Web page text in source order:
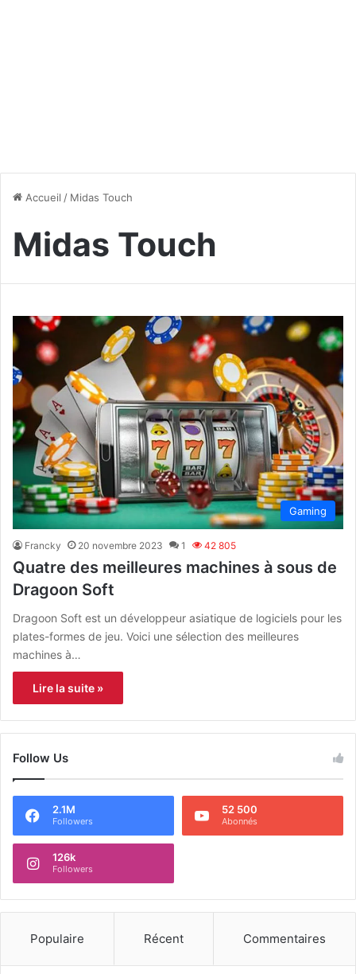
Accueil / Midas Touch
Midas Touch
Gaming
Francky 20 novembre 2023 1 42 805
Quatre des meilleures machines à sous de
Dragoon Soft
Dragoon Soft est un développeur asiatique de logiciels pour les
plates-formes de jeu. Voici une sélection des meilleures
machines à…
Lire la suite »
Follow Us
2.1M
Followers
52 500
Abonnés
126k
Followers
Populaire Récent Commentaires